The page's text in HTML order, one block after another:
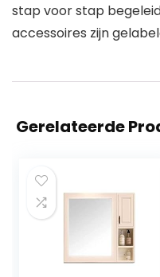
stap voor stap
accessoires zijn
Gerelateerde